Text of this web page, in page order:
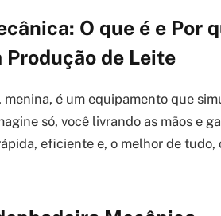
O que é e Por
de Leite
é um equipamento que
só, você livrando as mãos e
eficiente e, o melhor de tudo,